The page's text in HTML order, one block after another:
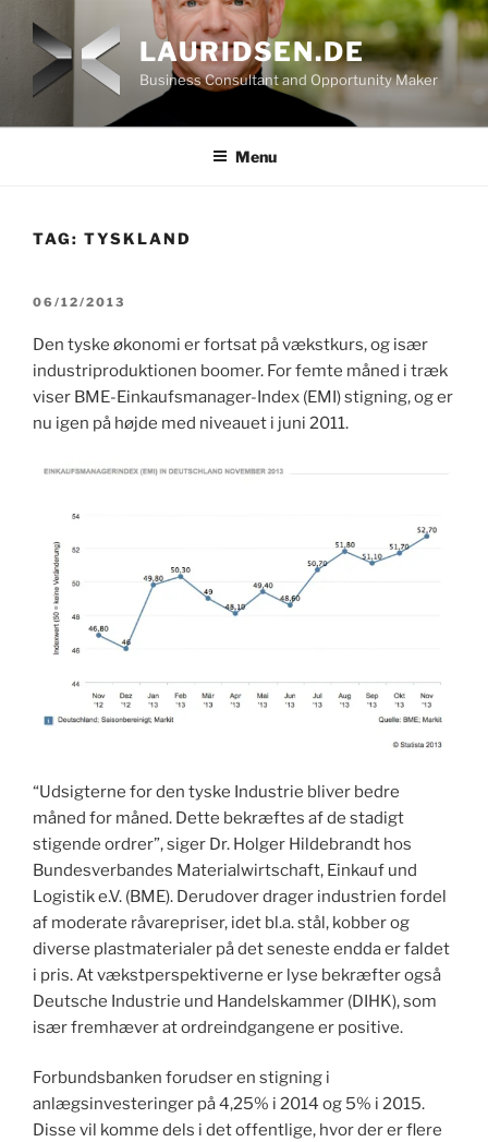
content
LAURIDSEN.DE
Business Consultant and Opportunity Maker
Menu
TAG: TYSKLAND
POSTED
06/12/2013
Den tyske økonomi er fortsat på vækstkurs, og især
industriproduktionen boomer. For femte måned i træk
viser BME-Einkaufsmanager-Index (EMI) stigning, og er
nu igen på højde med niveauet i juni 2011.
“Udsigterne for den tyske Industrie bliver bedre
måned for måned. Dette bekræftes af de stadigt
stigende ordrer”, siger Dr. Holger Hildebrandt hos
Bundesverbandes Materialwirtschaft, Einkauf und
Logistik e.V. (BME). Derudover drager industrien fordel
af moderate råvarepriser, idet bl.a. stål, kobber og
diverse plastmaterialer på det seneste endda er faldet
i pris. At vækstperspektiverne er lyse bekræfter også
Deutsche Industrie und Handelskammer (DIHK), som
især fremhæver at ordreindgangene er positive.
Forbundsbanken forudser en stigning i
anlægsinvesteringer på 4,25% i 2014 og 5% i 2015.
Disse vil komme dels i det offentlige, hvor der er flere